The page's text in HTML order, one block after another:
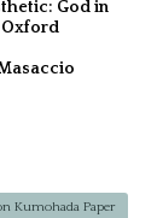
God in
Oxford
Kumohada Paper